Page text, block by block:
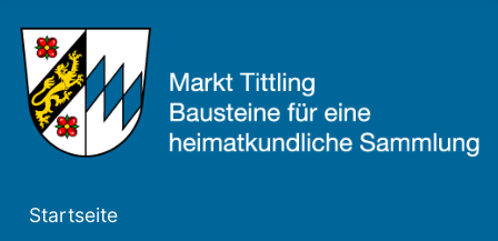
Startseite